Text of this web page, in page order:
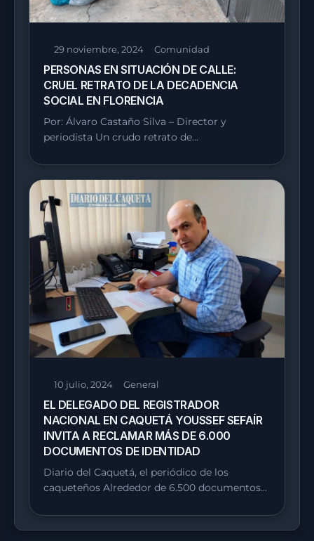
29 noviembre, 2024 Comunidad
PERSONAS EN SITUACIÓN DE CALLE:
CRUEL RETRATO DE LA DECADENCIA
SOCIAL EN FLORENCIA
Por: Álvaro Castaño Silva – Director y
periodista Un crudo retrato de…
10 julio, 2024 General
EL DELEGADO DEL REGISTRADOR
NACIONAL EN CAQUETÁ YOUSSEF SEFAÍR
INVITA A RECLAMAR MÁS DE 6.000
DOCUMENTOS DE IDENTIDAD
Diario del Caquetá, el periódico de los
caqueteños Alrededor de 6.500 documentos…